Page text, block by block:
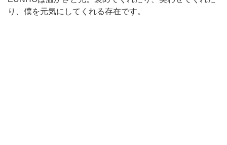
り、僕を元気にしてくれる存在です。